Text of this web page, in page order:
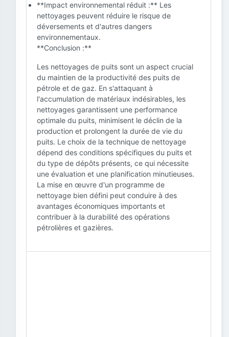
**Impact environnemental réduit :** Les
nettoyages peuvent réduire le risque de
déversements et d'autres dangers
environnementaux.
**Conclusion :**
Les nettoyages de puits sont un aspect crucial
du maintien de la productivité des puits de
pétrole et de gaz. En s'attaquant à
l'accumulation de matériaux indésirables, les
nettoyages garantissent une performance
optimale du puits, minimisent le déclin de la
production et prolongent la durée de vie du
puits. Le choix de la technique de nettoyage
dépend des conditions spécifiques du puits et
du type de dépôts présents, ce qui nécessite
une évaluation et une planification minutieuses.
La mise en œuvre d'un programme de
nettoyage bien défini peut conduire à des
avantages économiques importants et
contribuer à la durabilité des opérations
pétrolières et gazières.